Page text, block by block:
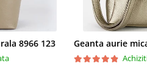
8966 123